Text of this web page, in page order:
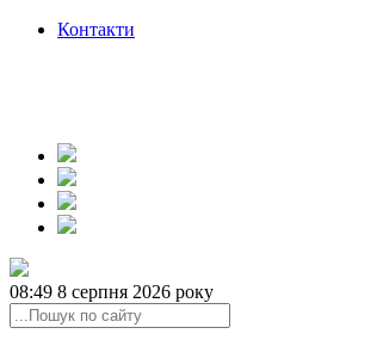
Контакти
08:49 8 серпня 2026 року